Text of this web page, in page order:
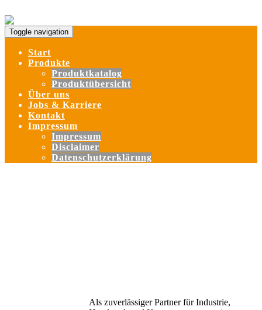
Toggle navigation
Start
Produkte
Produktkatalog
Produktübersicht
Über uns
Jobs & Karriere
Kontakt
Impressum
Impressum
Disclaimer
Datenschutzerklärung
Als zuverlässiger Partner für Industrie,